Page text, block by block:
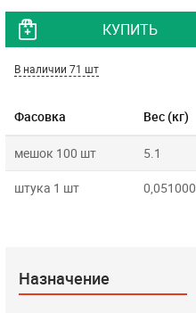
Фасовка Вес (кг)
мешок 100 шт 5.1
штука 1 шт 0,051000
КУПИТЬ
В наличии 71 шт
Назначение